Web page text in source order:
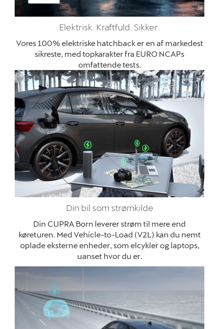
Elektrisk. Kraftfuld. Sikker.
Vores 100% elektriske hatchback er en af markedest
sikreste, med topkarakter fra EURO NCAPs
omfattende tests.
Din bil som strømkilde
Din CUPRA Born leverer strøm til mere end
køreturen. Med Vehicle-to-Load (V2L) kan du nemt
oplade eksterne enheder, som elcykler og laptops,
uanset hvor du er.